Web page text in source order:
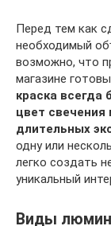
Перед тем как
необходимый
возможно, что
магазине
краска всегда
цвет свечения
длительных
одну или
легко создать
уникальный
Виды